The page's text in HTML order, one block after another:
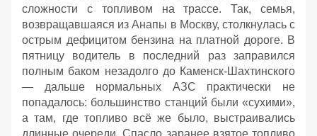
сложности с топливом на трассе. Так, семья,
возвращавшаяся из Анапы в Москву, столкнулась с
острым дефицитом бензина на платной дороге. В
пятницу водитель в последний раз заправился
полным баком незадолго до Каменск‑Шахтинского
— дальше нормальных АЗС практически не
попадалось: большинство станций были «сухими»,
а там, где топливо всё же было, выстраивались
длинные очереди. Спасло заранее взятое топливо